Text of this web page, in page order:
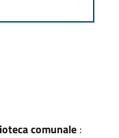
comunale :